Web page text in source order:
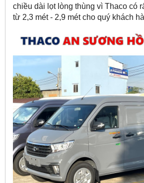
chiều dài lọt lòng thùng vì Thaco có
từ 2,3 mét - 2,9 mét cho quý khách